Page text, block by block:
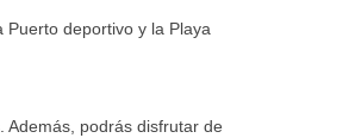
deportivo y la Playa
Además, podrás disfrutar de